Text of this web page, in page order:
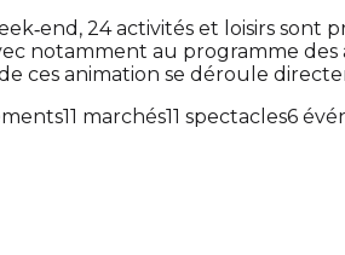
24 activités et loisirs sont
notamment au programme
ces animation se déroule
11 marchés11 spectacles6